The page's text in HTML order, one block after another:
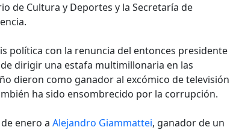
de Cultura y Deportes y la Secretaría de
política con la renuncia del entonces presidente
dirigir una estafa multimillonaria en las
dieron como ganador al excómico de televisión
ha sido ensombrecido por la corrupción.
enero a Alejandro Giammattei, ganador de un